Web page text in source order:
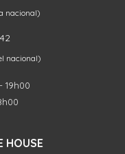
nacional)
nacional)
19h00
HOUSE